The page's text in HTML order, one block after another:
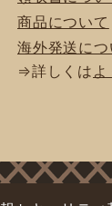
商品について
海外発送につ
⇒詳しくは よ